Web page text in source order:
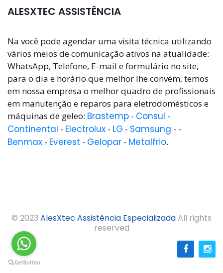
ALESXTEC ASSISTÊNCIA
Na você pode agendar uma visita técnica utilizando
vários meios de comunicação ativos na atualidade:
WhatsApp, Telefone, E-mail e formulário no site,
para o dia e horário que melhor lhe convém, temos
em nossa empresa o melhor quadro de profissionais
em manutenção e reparos para eletrodomésticos e
máquinas de geleo: Brastemp - Consul -
Continental - Electrolux - LG - Samsung - -
Benmax - Everest - Gelopar - Metalfrio.
© 2023 AlesXtec Assistência EspecializadaAll rights
reserved